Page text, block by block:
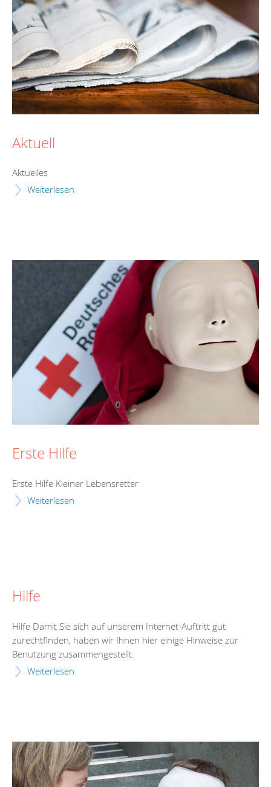
Aktuell
Aktuelles
Weiterlesen
Erste Hilfe
Erste Hilfe Kleiner Lebensretter
Weiterlesen
Hilfe
Hilfe Damit Sie sich auf unserem Internet-Auftritt gut
zurechtfinden, haben wir Ihnen hier einige Hinweise zur
Benutzung zusammengestellt.
Weiterlesen